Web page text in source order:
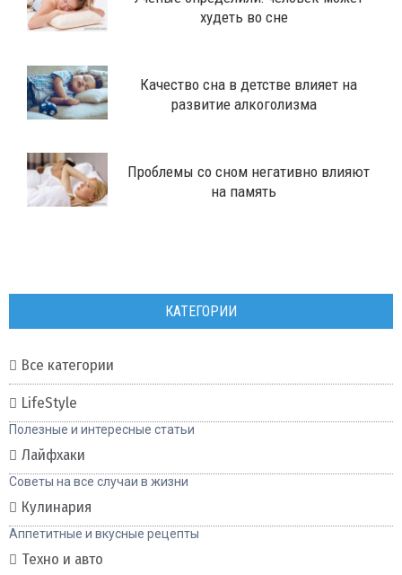
худеть во сне
Качество сна в детстве влияет на
развитие алкоголизма
Проблемы со сном негативно влияют
на память
КАТЕГОРИИ
Все категории
LifeStyle
Полезные и интересные статьи
Лайфхаки
Советы на все случаи в жизни
Кулинария
Аппетитные и вкусные рецепты
Техно и авто